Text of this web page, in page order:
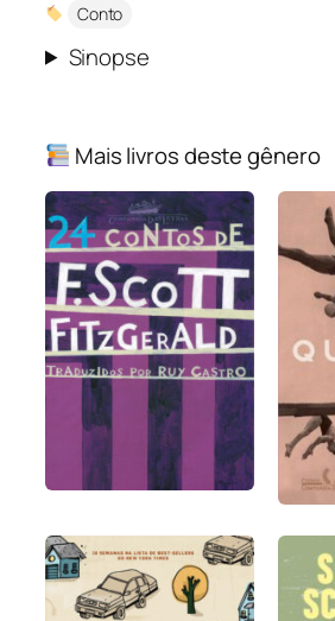
Conto
Sinopse
Mais livros deste gênero